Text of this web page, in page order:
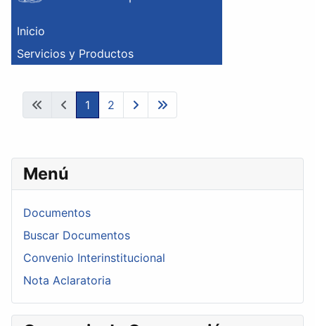
Menú
Documentos
Buscar Documentos
Convenio Interinstitucional
Nota Aclaratoria
1 2